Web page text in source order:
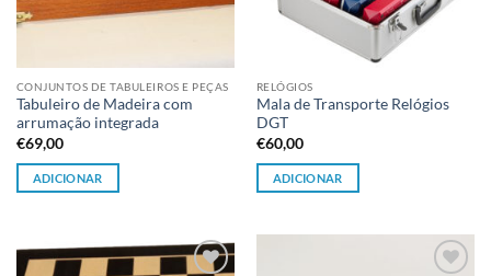
CONJUNTOS DE TABULEIROS E PEÇAS
Tabuleiro de Madeira com
arrumação integrada
€69,00
ADICIONAR
RELÓGIOS
Mala de Transporte Relógios
DGT
€60,00
ADICIONAR